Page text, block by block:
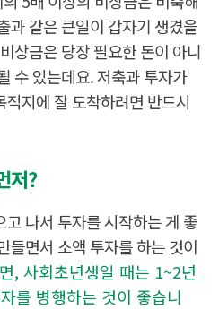
과 같은 큰일이 갑자기 생겼을
상금은 당장 필요한 돈이 아니
수 있는데요. 저축과 투자가
지에 잘 도착하려면 반드시
저?
나서 투자를 시작하는 게 좋
들면서 소액 투자를 하는 것이
, 사회초년생일 때는 1~2년
를 병행하는 것이 좋습니